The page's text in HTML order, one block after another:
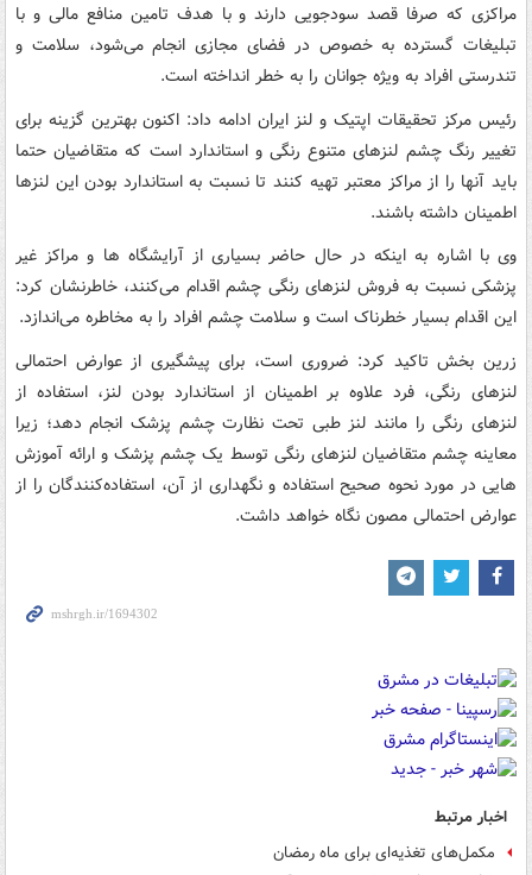
مراکزی که صرفا قصد سودجویی دارند و با هدف تامین منافع مالی و با
تبلیغات گسترده به خصوص در فضای مجازی انجام می‌شود، سلامت و
تندرستی افراد به ویژه جوانان را به خطر انداخته است.
رئیس مرکز تحقیقات اپتیک و لنز ایران ادامه داد: اکنون بهترین گزینه برای
تغییر رنگ چشم لنزهای متنوع رنگی و استاندارد است که متقاضیان حتما
باید آنها را از مراکز معتبر تهیه کنند تا نسبت به استاندارد بودن این لنزها
اطمینان داشته باشند.
وی با اشاره به اینکه در حال حاضر بسیاری از آرایشگاه ها و مراکز غیر
پزشکی نسبت به فروش لنزهای رنگی چشم اقدام می‌کنند، خاطرنشان کرد:
این اقدام بسیار خطرناک است و سلامت چشم افراد را به مخاطره می‌اندازد.
زرین بخش تاکید کرد: ضروری است، برای پیشگیری از عوارض احتمالی
لنزهای رنگی، فرد علاوه بر اطمینان از استاندارد بودن لنز، استفاده از
لنزهای رنگی را مانند لنز طبی تحت نظارت چشم پزشک انجام دهد؛ زیرا
معاینه چشم متقاضیان لنزهای رنگی توسط یک چشم پزشک و ارائه آموزش
هایی در مورد نحوه صحیح استفاده و نگهداری از آن، استفاده‌کنندگان را از
عوارض احتمالی مصون نگاه خواهد داشت.
اخبار مرتبط
مکمل‌های تغذیه‌ای برای ماه رمضان